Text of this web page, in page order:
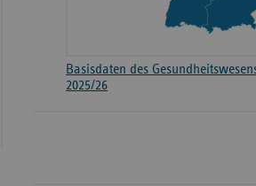
Basisdaten des
2025/26